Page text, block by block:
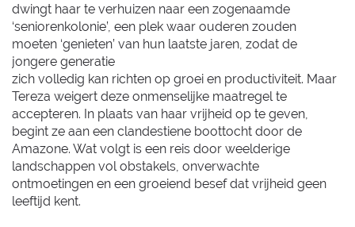
dwingt haar te verhuizen naar een zogenaamde
‘seniorenkolonie’, een plek waar ouderen zouden
moeten ‘genieten’ van hun laatste jaren, zodat de
jongere generatie
zich volledig kan richten op groei en productiviteit. Maar
Tereza weigert deze onmenselijke maatregel te
accepteren. In plaats van haar vrijheid op te geven,
begint ze aan een clandestiene boottocht door de
Amazone. Wat volgt is een reis door weelderige
landschappen vol obstakels, onverwachte
ontmoetingen en een groeiend besef dat vrijheid geen
leeftijd kent.